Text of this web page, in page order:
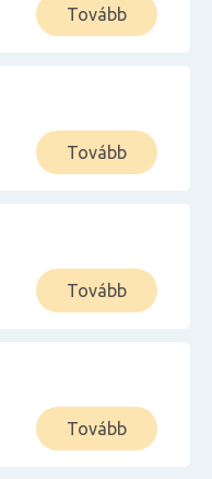
Tovább
Tovább
Tovább
Tovább